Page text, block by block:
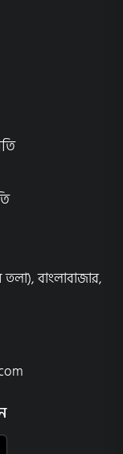
বাংলাবাজার,